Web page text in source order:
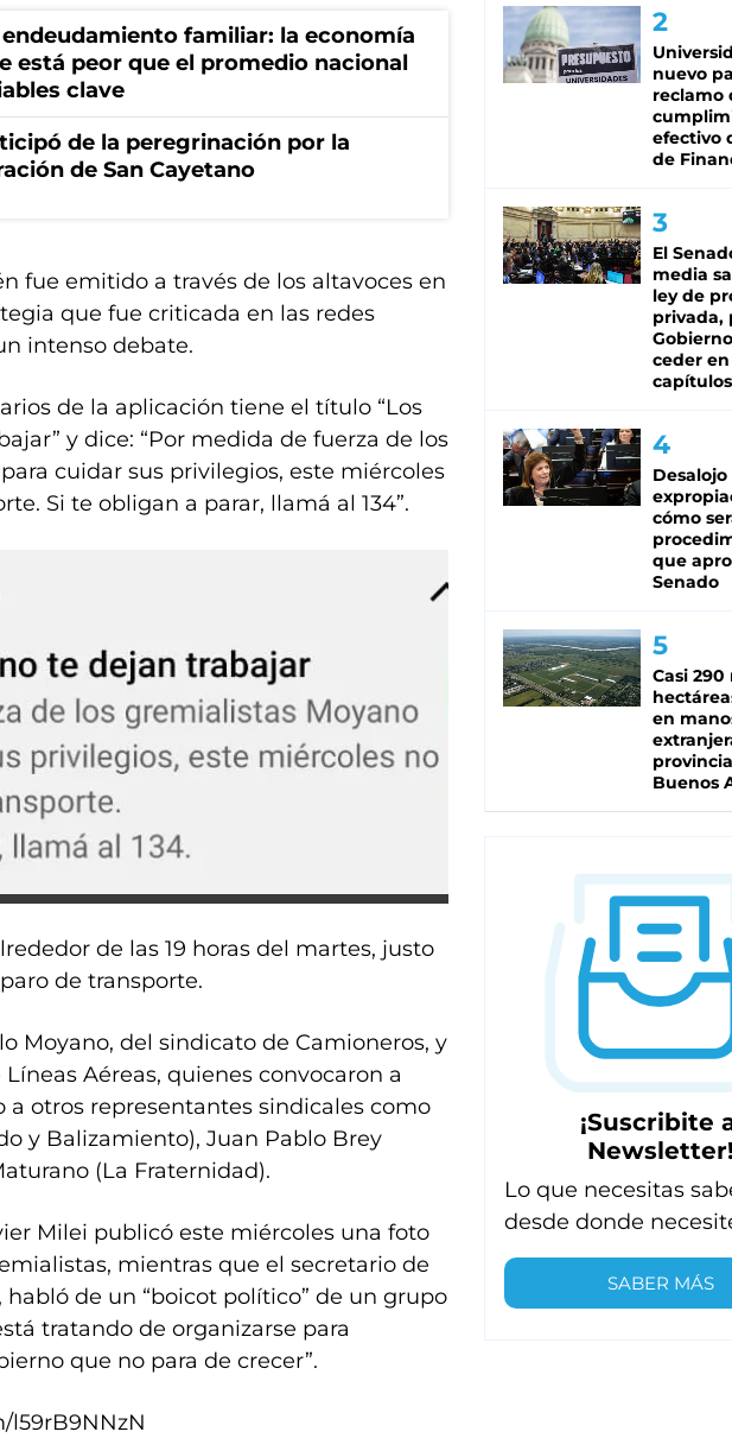
familiar: la economía
está peor que el promedio nacional
clave
de la peregrinación por la
de San Cayetano
fue emitido a través de los altavoces en
que fue criticada en las redes
intenso debate.
de la aplicación tiene el título “Los
y dice: “Por medida de fuerza de los
cuidar sus privilegios, este miércoles
Si te obligan a parar, llamá al 134”.
de las 19 horas del martes, justo
de transporte.
Moyano, del sindicato de Camioneros, y
Aéreas, quienes convocaron a
otros representantes sindicales como
y Balizamiento), Juan Pablo Brey
(La Fraternidad).
Milei publicó este miércoles una foto
mientras que el secretario de
habló de un “boicot político” de un grupo
tratando de organizarse para
que no para de crecer”.
l59rB9NNzN
nuevo
reclamo
efectivo
de
El
media
ley de
privada,
ceder
capítulos
cómo
que
Senado
Casi 290
en
Buenos
¡Suscribite
Lo que necesitas
desde donde
SABER MÁS